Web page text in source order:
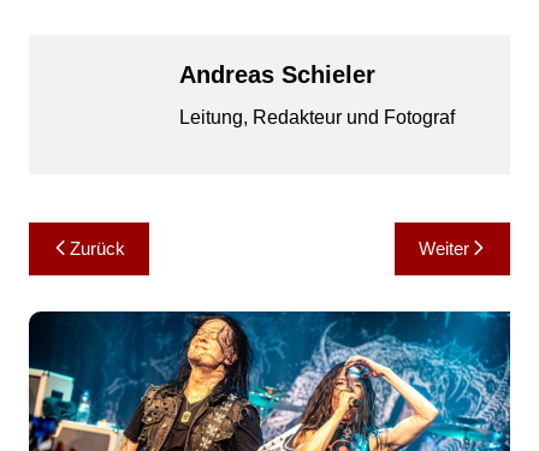
Andreas Schieler
Leitung, Redakteur und Fotograf
Beitragsnavigation
Zurück Weiter